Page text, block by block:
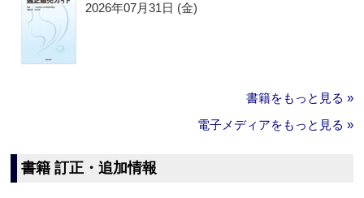
2026年07月31日 (金)
書籍をもっと見る »
電子メディアをもっと見る »
書籍 訂正・追加情報